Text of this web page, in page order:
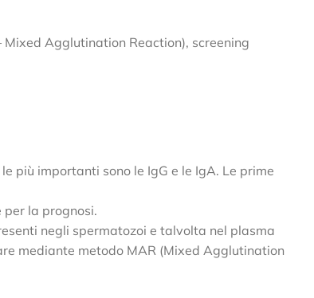
Agglutination Reaction), screening
più importanti sono le IgG e le IgA. Le prime
la prognosi.
negli spermatozoi e talvolta nel plasma
mediante metodo MAR (Mixed Agglutination